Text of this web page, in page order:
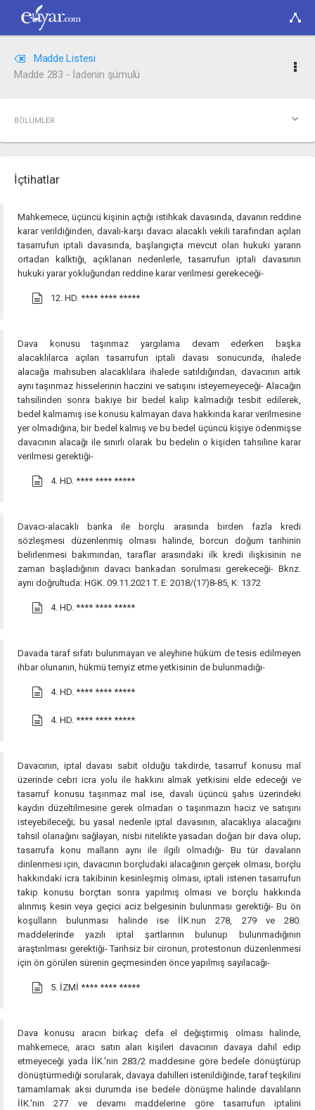
Madde Listesi
Madde 283 - İadenin şümulü
BÖLÜMLER
İçtihatlar
Mahkemece, üçüncü kişinin açtığı istihkak davasında, davanın reddine
karar verildiğinden, davalı-karşı davacı alacaklı vekili tarafından açılan
tasarrufun iptali davasında, başlangıçta mevcut olan hukuki yararın
ortadan kalktığı, açıklanan nedenlerle, tasarrufun iptali davasının
hukuki yarar yokluğundan reddine karar verilmesi gerekeceği-
12. HD. **** **** *****
Dava konusu taşınmaz yargılama devam ederken başka
alacaklılarca açılan tasarrufun iptali davası sonucunda, ihalede
alacağa mahsuben alacaklılara ihalede satıldığından, davacının artık
aynı taşınmaz hisselerinin haczini ve satışını isteyemeyeceği- Alacağın
tahsilinden sonra bakiye bir bedel kalıp kalmadığı tesbit edilerek,
bedel kalmamış ise konusu kalmayan dava hakkında karar verilmesine
yer olmadığına, bir bedel kalmış ve bu bedel üçüncü kişiye ödenmişse
davacının alacağı ile sınırlı olarak bu bedelin o kişiden tahsiline karar
verilmesi gerektiği-
4. HD. **** **** *****
Davacı-alacaklı banka ile borçlu arasında birden fazla kredi
sözleşmesi düzenlenmiş olması halinde, borcun doğum tarihinin
belirlenmesi bakımından, taraflar arasındaki ilk kredi ilişkisinin ne
zaman başladığının davacı bankadan sorulması gerekeceği- Bknz.
aynı doğrultuda: HGK. 09.11.2021 T. E: 2018/(17)8-85, K: 1372
4. HD. **** **** *****
Davada taraf sıfatı bulunmayan ve aleyhine hüküm de tesis edilmeyen
ihbar olunanın, hükmü temyiz etme yetkisinin de bulunmadığı-
4. HD. **** **** *****
4. HD. **** **** *****
Davacının, iptal davası sabit olduğu takdirde, tasarruf konusu mal
üzerinde cebri icra yolu ile hakkını almak yetkisini elde edeceği ve
tasarruf konusu taşınmaz mal ise, davalı üçüncü şahıs üzerindeki
kaydın düzeltilmesine gerek olmadan o taşınmazın haciz ve satışını
isteyebileceği; bu yasal nedenle iptal davasının, alacaklıya alacağını
tahsil olanağını sağlayan, nisbi nitelikte yasadan doğan bir dava olup;
tasarrufa konu malların aynı ile ilgili olmadığı- Bu tür davaların
dinlenmesi için, davacının borçludaki alacağının gerçek olması, borçlu
hakkındaki icra takibinin kesinleşmiş olması, iptali istenen tasarrufun
takip konusu borçtan sonra yapılmış olması ve borçlu hakkında
alınmış kesin veya geçici aciz belgesinin bulunması gerektiği- Bu ön
koşulların bulunması halinde ise İİK.nun 278, 279 ve 280.
maddelerinde yazılı iptal şartlarının bulunup bulunmadığının
araştırılması gerektiği- Tarihsiz bir cironun, protestonun düzenlenmesi
için ön görülen sürenin geçmesinden önce yapılmış sayılacağı-
5. İZMİ **** **** *****
Dava konusu aracın birkaç defa el değiştirmiş olması halinde,
mahkemece, aracı satın alan kişileri davacının davaya dahil edip
etmeyeceği yada İİK.'nin 283/2 maddesine göre bedele dönüştürüp
dönüştürmediği sorularak, davaya dahilleri istenildiğinde, taraf teşkilini
tamamlamak aksi durumda ise bedele dönüşme halinde davalıların
İİK.'nin 277 ve devamı maddelerine göre tasarrufun iptalini